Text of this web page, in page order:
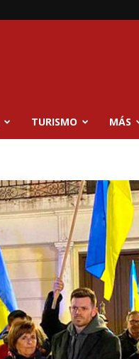
TURISMO MÁS